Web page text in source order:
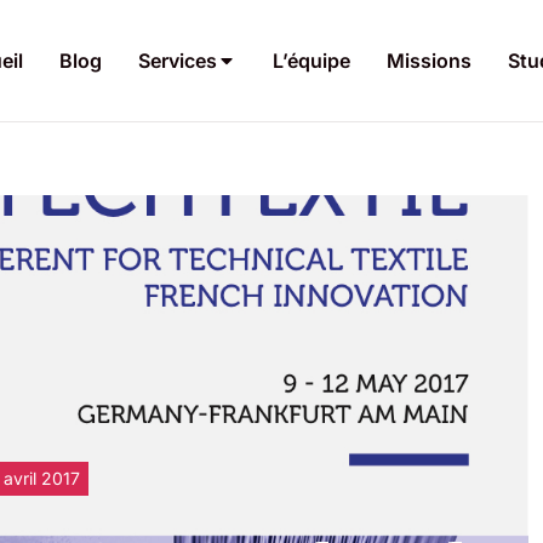
Blog Services L’équipe Missions
2017